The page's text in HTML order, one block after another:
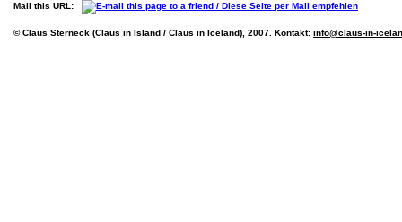
Mail this URL:
© Claus Sterneck (Claus in Island / Claus in Iceland), 2007. Kontakt: info@claus-in-